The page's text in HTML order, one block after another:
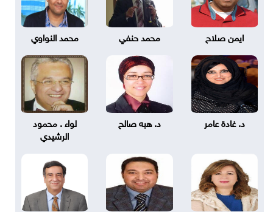
ايمن صلاح محمد حنفي محمد النواوي
د. غادة عامر د. هبه صالح
لواء . محمود
الرشيدي